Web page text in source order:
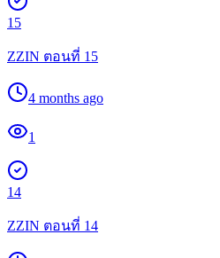
15
ZZIN ตอนที่ 15
4 months ago
1
14
ZZIN ตอนที่ 14